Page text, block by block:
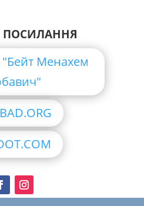
ПОСИЛАННЯ
"Бейт Менахем